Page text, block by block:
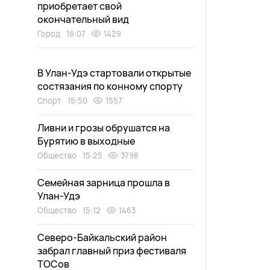
приобретает свой
окончательный вид
Город 16:07 1429
В Улан-Удэ стартовали открытые
состязания по конному спорту
Спорт 15:50 1557
Ливни и грозы обрушатся на
Бурятию в выходные
Общество 15:25 3798
Семейная зарница прошла в
Улан-Удэ
Общество 15:12 1463
Северо-Байкальский район
забрал главный приз фестиваля
ТОСов